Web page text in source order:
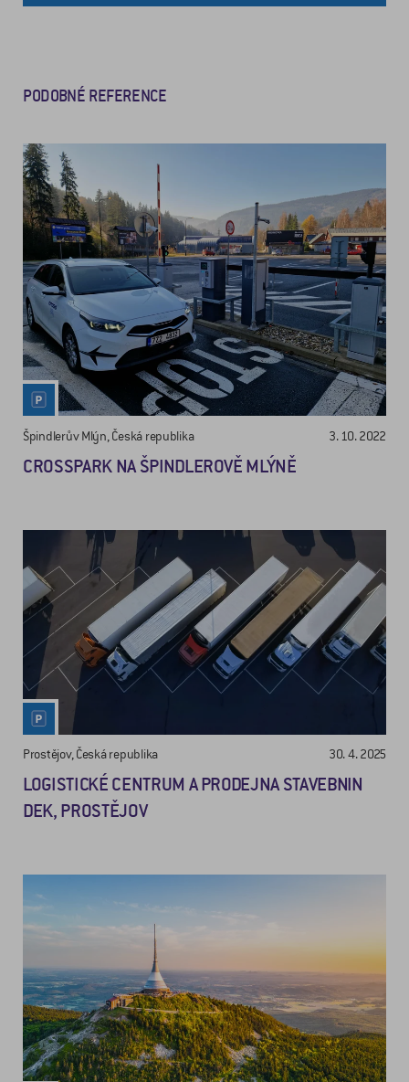
PODOBNÉ REFERENCE
Špindlerův Mlýn, Česká republika 3. 10. 2022
CROSSPARK NA ŠPINDLEROVĚ MLÝNĚ
Prostějov, Česká republika 30. 4. 2025
LOGISTICKÉ CENTRUM A PRODEJNA STAVEBNIN
DEK, PROSTĚJOV